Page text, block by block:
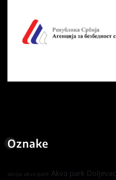
Oznake
akcija akva park Akva park Doljevac